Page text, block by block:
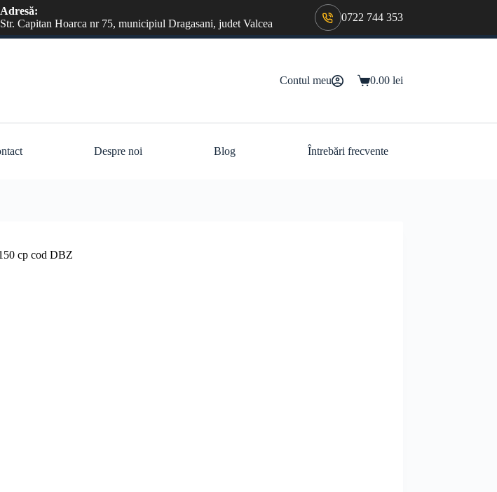
Adresă:
Str. Capitan Hoarca nr 75, municipiul Dragasani, judet Valcea
0722 744 353
Contul meu
Coș0.00 lei
Despre noi Blog Întrebări frecvente
cp cod DBZ